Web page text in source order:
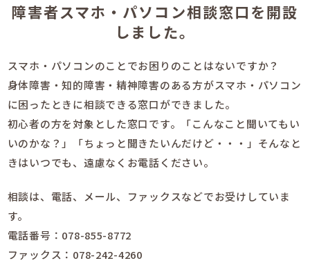
障害者スマホ・パソコン相談窓口を開設
しました。
スマホ・パソコンのことでお困りのことはないですか？
身体障害・知的障害・精神障害のある方がスマホ・パソコン
に困ったときに相談できる窓口ができました。
初心者の方を対象とした窓口です。「こんなこと聞いてもい
いのかな？」「ちょっと聞きたいんだけど・・・」そんなと
きはいつでも、遠慮なくお電話ください。
相談は、電話、メール、ファックスなどでお受けしていま
す。
電話番号：078-855-8772
ファックス：078-242-4260